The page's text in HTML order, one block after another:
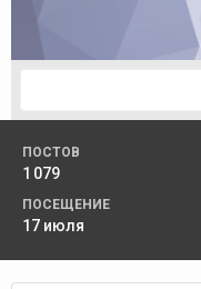
ПОСТОВ
1 079
ПОСЕЩЕНИЕ
17 июля